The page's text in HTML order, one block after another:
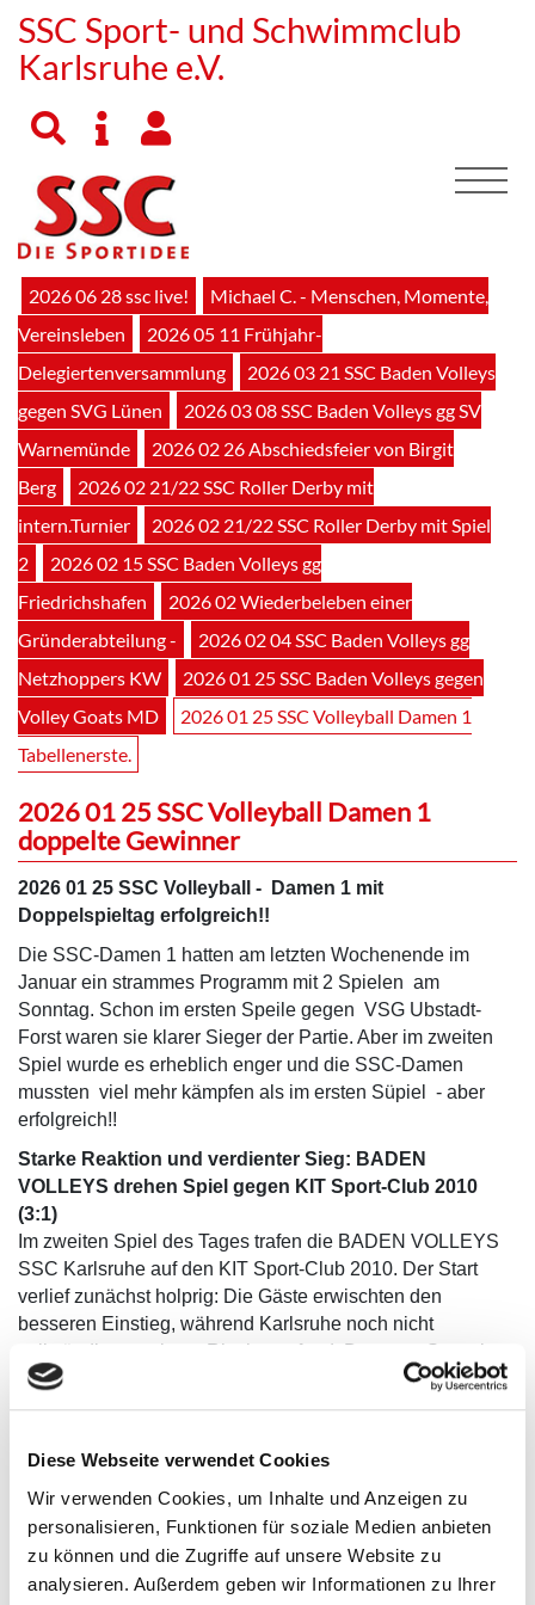
Diese Webseite verwendet Cookies
Wir verwenden Cookies, um Inhalte und Anzeigen zu
personalisieren, Funktionen für soziale Medien anbieten
zu können und die Zugriffe auf unsere Website zu
analysieren. Außerdem geben wir Informationen zu Ihrer
SSC Sport- und Schwimmclub
Karlsruhe e.V.
2026 06 28 ssc live!
Michael C. - Menschen, Momente,
Vereinsleben
2026 05 11 Frühjahr-
Delegiertenversammlung
2026 03 21 SSC Baden Volleys
gegen SVG Lünen
2026 03 08 SSC Baden Volleys gg SV
Warnemünde
2026 02 26 Abschiedsfeier von Birgit
Berg
2026 02 21/22 SSC Roller Derby mit
intern.Turnier
2026 02 21/22 SSC Roller Derby mit Spiel
2
2026 02 15 SSC Baden Volleys gg
Friedrichshafen
2026 02 Wiederbeleben einer
Gründerabteilung -
2026 02 04 SSC Baden Volleys gg
Netzhoppers KW
2026 01 25 SSC Baden Volleys gegen
Volley Goats MD
2026 01 25 SSC Volleyball Damen 1
Tabellenerste.
2026 01 25 SSC Volleyball Damen 1
doppelte Gewinner
2026 01 25 SSC Volleyball - Damen 1 mit
Doppelspieltag erfolgreich!!
Die SSC-Damen 1 hatten am letzten Wochenende im
Januar ein strammes Programm mit 2 Spielen am
Sonntag. Schon im ersten Speile gegen VSG Ubstadt-
Forst waren sie klarer Sieger der Partie. Aber im zweiten
Spiel wurde es erheblich enger und die SSC-Damen
mussten viel mehr kämpfen als im ersten Süpiel - aber
erfolgreich!!
Starke Reaktion und verdienter Sieg: BADEN
VOLLEYS drehen Spiel gegen KIT Sport-Club 2010
(3:1)
Im zweiten Spiel des Tages trafen die BADEN VOLLEYS
SSC Karlsruhe auf den KIT Sport-Club 2010. Der Start
verlief zunächst holprig: Die Gäste erwischten den
besseren Einstieg, während Karlsruhe noch nicht
vollständig zu seinem Rhythmus fand. Der erste Satz ging
daher mit 6:25 an den KIT SC.
Doch die Reaktion der BADEN VOLLEYS ließ nicht lange
eigentlich können, und punkteten mit deutlich mehr
Aggressivität im Aufschlagspiel und steigerte sich vor
allem in Abwehr und Block. In einem umkämpften
Durchgang bewies Karlsruhe Nervenstärke und entschied
den Satz mit 25:22 für sich – der verdiente Ausgleich.
Mit diesem Momentum im Rücken traten die BADEN